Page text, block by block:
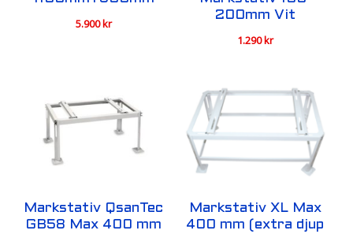
5.900kr
200mm Vit
1.290kr
Markstativ QsanTec
GB58 Max 400 mm
Markstativ XL Max
400 mm (extra djup